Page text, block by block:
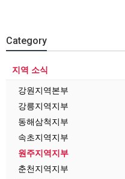
Category
지역 소식
강원지역본부
강릉지역지부
동해삼척지부
속초지역지부
원주지역지부
춘천지역지부